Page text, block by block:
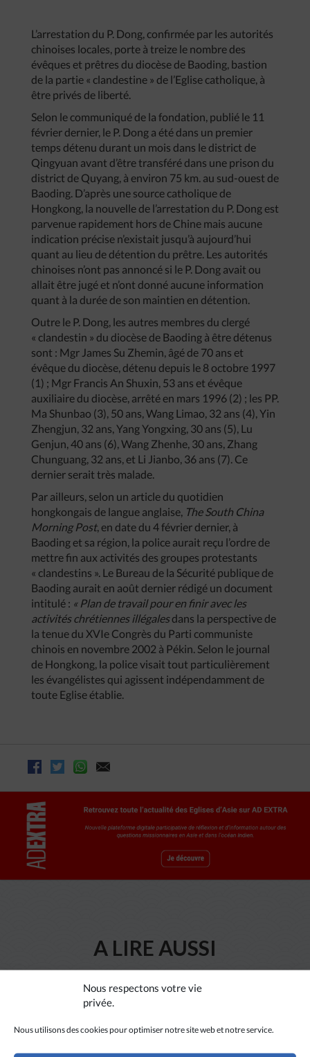
Nous respectons votre vie
privée.
Nous utilisons des cookies pour optimiser notre site web et notre service.
L’arrestation du P. Dong, confirmée par les autorités
chinoises locales, porte à treize le nombre des
évêques et prêtres du diocèse de Baoding, bastion
de la partie « clandestine » de l’Eglise catholique, à
être privés de liberté.
Selon le communiqué de la fondation, publié le 11
février dernier, le P. Dong a été dans un premier
temps détenu durant un mois dans le district de
Qingyuan avant d’être transféré dans une prison du
district de Quyang, à environ 75 km. au sud-ouest de
Baoding. D’après une source catholique de
Hongkong, la nouvelle de l’arrestation du P. Dong est
parvenue rapidement hors de Chine mais aucune
indication précise n’existait jusqu’à aujourd’hui
quant au lieu de détention du prêtre. Les autorités
chinoises n’ont pas annoncé si le P. Dong avait ou
allait être jugé et n’ont donné aucune information
quant à la durée de son maintien en détention.
Outre le P. Dong, les autres membres du clergé
« clandestin » du diocèse de Baoding à être détenus
sont : Mgr James Su Zhemin, âgé de 70 ans et
évêque du diocèse, détenu depuis le 8 octobre 1997
(1) ; Mgr Francis An Shuxin, 53 ans et évêque
auxiliaire du diocèse, arrêté en mars 1996 (2) ; les PP.
Ma Shunbao (3), 50 ans, Wang Limao, 32 ans (4), Yin
Zhengjun, 32 ans, Yang Yongxing, 30 ans (5), Lu
Genjun, 40 ans (6), Wang Zhenhe, 30 ans, Zhang
Chunguang, 32 ans, et Li Jianbo, 36 ans (7). Ce
dernier serait très malade.
Par ailleurs, selon un article du quotidien
hongkongais de langue anglaise, The South China
Morning Post, en date du 4 février dernier, à
Baoding et sa région, la police aurait reçu l’ordre de
mettre fin aux activités des groupes protestants
« clandestins ». Le Bureau de la Sécurité publique de
Baoding aurait en août dernier rédigé un document
intitulé : « Plan de travail pour en finir avec les
activités chrétiennes illégalesdans la perspective de
la tenue du XVIe Congrès du Parti communiste
chinois en novembre 2002 à Pékin. Selon le journal
de Hongkong, la police visait tout particulièrement
les évangélistes qui agissent indépendamment de
toute Eglise établie.
A LIRE AUSSI